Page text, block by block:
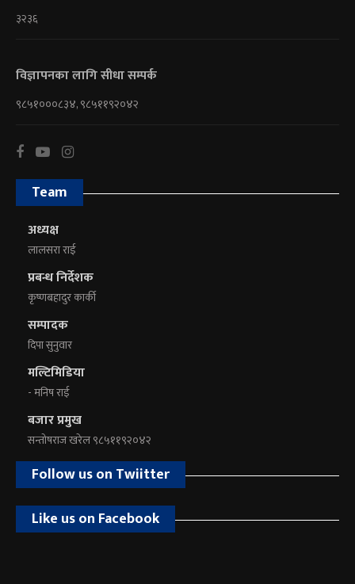
३२३६
विज्ञापनका लागि सीधा सम्पर्क
९८५१०००८३४, ९८५११९२०४२
Team
अध्यक्ष
लालसरा राई
प्रबन्ध निर्देशक
कृष्णबहादुर कार्की
सम्पादक
दिपा सुनुवार
मल्टिमिडिया
- मनिष राई
बजार प्रमुख
सन्तोषराज खरेल ९८५११९२०४२
Follow us on Twiitter
Like us on Facebook